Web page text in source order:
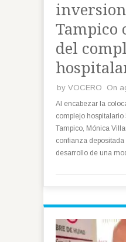
Tampico
del
by VOCERO On
Al encabezar la
complejo hospitalario
Tampico, Mónica
confianza depositada
desarrollo de una